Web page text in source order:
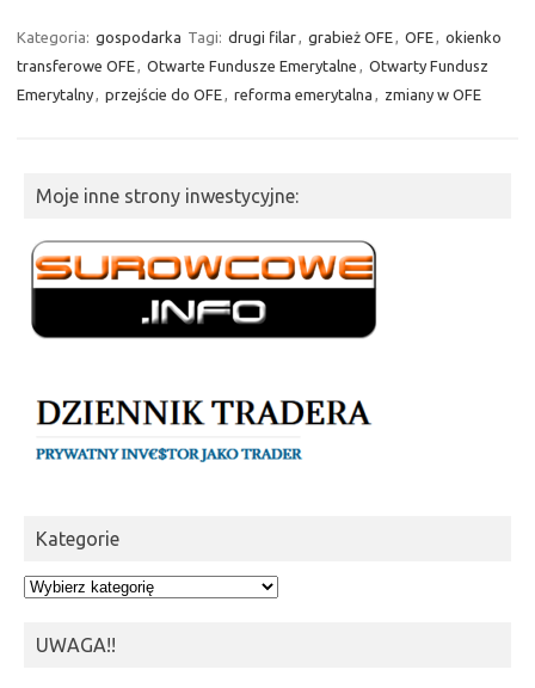
Kategoria: gospodarka Tagi: drugi filar, grabież OFE, OFE, okienko
transferowe OFE, Otwarte Fundusze Emerytalne , Otwarty Fundusz
Emerytalny, przejście do OFE, reforma emerytalna , zmiany w OFE
Moje inne strony inwestycyjne:
Kategorie
Kategorie
UWAGA!!